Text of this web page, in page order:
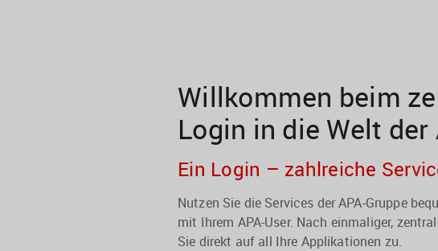
Willkommen beim
Login in die Welt der
Ein Login – zahlreiche
Nutzen Sie die Services der APA-Gruppe
mit Ihrem APA-User. Nach einmaliger,
Sie direkt auf all Ihre Applikationen zu.